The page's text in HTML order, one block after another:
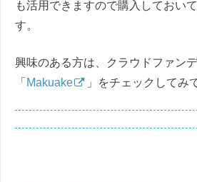
も活用できますので購入しておい
す。
興味のある方は、クラウドファン
「 Makuake 」をチェックしてみ